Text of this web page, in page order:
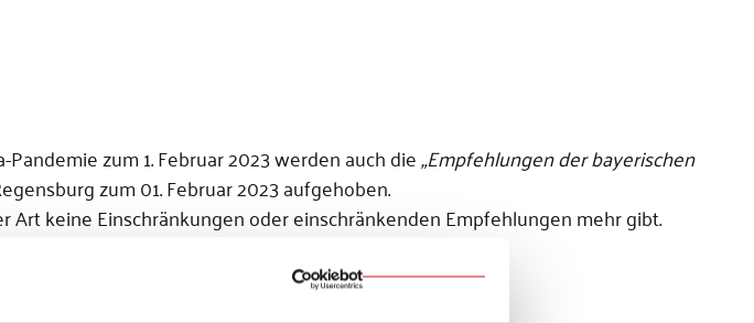
zum 1. Februar 2023 werden auch die„Empfehlungen der bayerischen
zum 01. Februar 2023 aufgehoben.
keine Einschränkungen oder einschränkenden Empfehlungen mehr gibt.
oder solche mit Krankheitssymptomen (vgl. unten).